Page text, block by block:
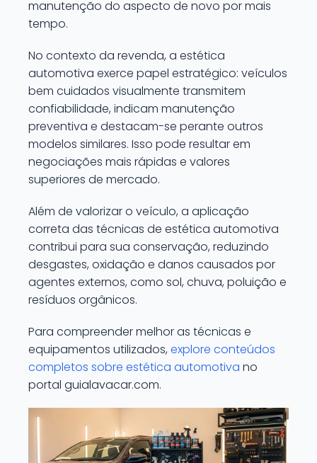
manutenção do aspecto de novo por mais
tempo.
No contexto da revenda, a estética
automotiva exerce papel estratégico: veículos
bem cuidados visualmente transmitem
confiabilidade, indicam manutenção
preventiva e destacam-se perante outros
modelos similares. Isso pode resultar em
negociações mais rápidas e valores
superiores de mercado.
Além de valorizar o veículo, a aplicação
correta das técnicas de estética automotiva
contribui para sua conservação, reduzindo
desgastes, oxidação e danos causados por
agentes externos, como sol, chuva, poluição e
resíduos orgânicos.
Para compreender melhor as técnicas e
equipamentos utilizados, explore conteúdos
completos sobre estética automotiva no
portal guialavacar.com.